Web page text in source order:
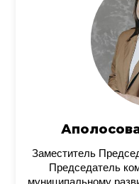
Заместитель
Председатель
муниципальному